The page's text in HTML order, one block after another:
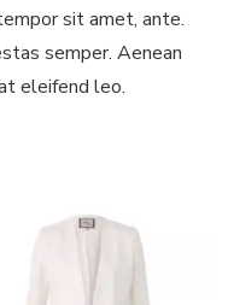
sit amet, ante.
semper. Aenean
eleifend leo.